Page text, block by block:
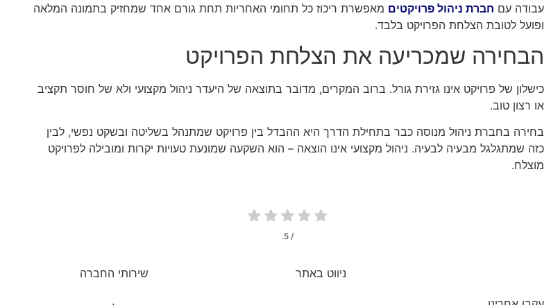
עבודה עם חברת ניהול פרויקטים מאפשרת ריכוז כל תחומי האחריות תחת גורם אחד שמחזיק בתמונה המלאה
ופועל לטובת הצלחת הפרויקט בלבד.
הבחירה שמכריעה את הצלחת הפרויקט
כישלון של פרויקט אינו גזירת גורל. ברוב המקרים, מדובר בתוצאה של היעדר ניהול מקצועי ולא של חוסר תקציב
או רצון טוב.
בחירה בחברת ניהול מנוסה כבר בתחילת הדרך היא ההבדל בין פרויקט שמתנהל בשליטה ובשקט נפשי, לבין
כזה שמתגלגל מבעיה לבעיה. ניהול מקצועי אינו הוצאה – הוא השקעה שמונעת טעויות יקרות ומובילה לפרויקט
מוצלח.
/ 5.
ניווט באתר שירותי החברה